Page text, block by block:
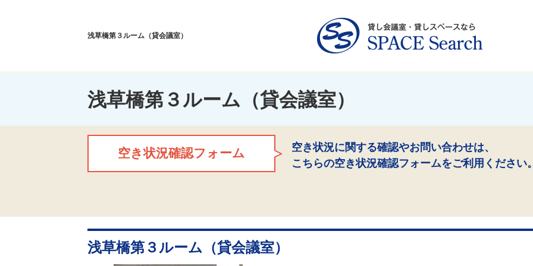
浅草橋第３ルーム（貸会議室）
浅草橋第３ルーム（貸会議室）
空き状況確認フォーム
空き状況に関する確認やお問い合わせは、
こちらの空き状況確認フォームをご利用ください
浅草橋第３ルーム（貸会議室）